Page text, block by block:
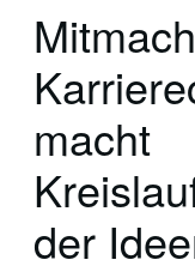
macht
der